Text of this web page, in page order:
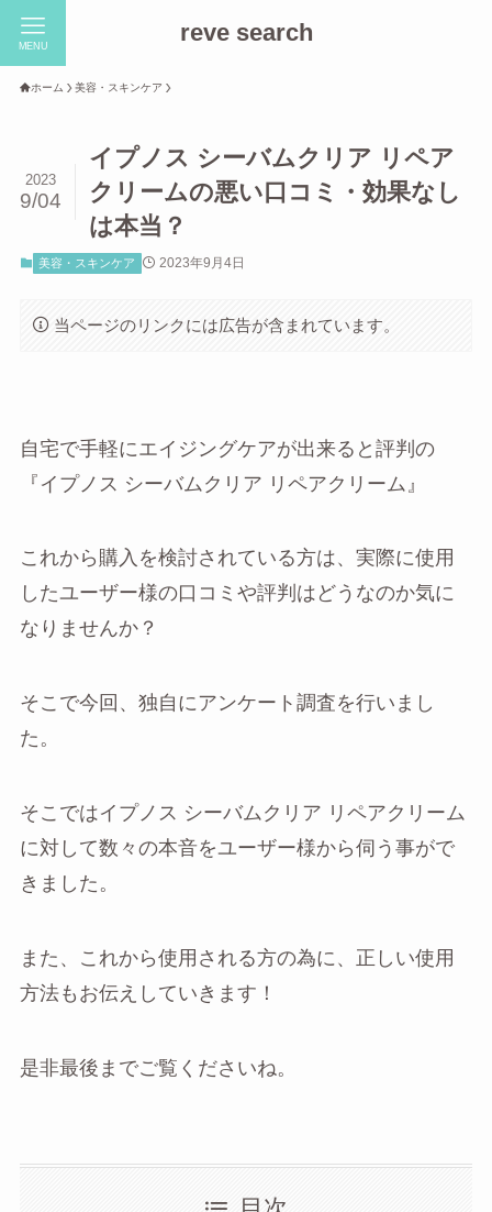
reve search
MENU
ホーム 美容・スキンケア
イプノス シーバムクリア リペア
クリームの悪い口コミ・効果なし
は本当？
2023
9/04
美容・スキンケア 2023年9月4日
当ページのリンクには広告が含まれています。
自宅で手軽にエイジングケアが出来ると評判の
『イプノス シーバムクリア リペアクリーム』
これから購入を検討されている方は、実際に使用
したユーザー様の口コミや評判はどうなのか気に
なりませんか？
そこで今回、独自にアンケート調査を行いまし
た。
そこではイプノス シーバムクリア リペアクリーム
に対して数々の本音をユーザー様から伺う事がで
きました。
また、これから使用される方の為に、正しい使用
方法もお伝えしていきます！
是非最後までご覧くださいね。